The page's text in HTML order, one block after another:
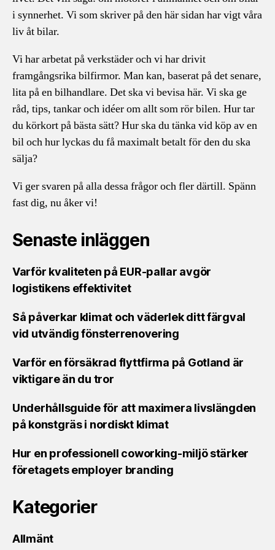
i synnerhet. Vi som skriver på den här sidan har vigt våra
liv åt bilar.
Vi har arbetat på verkstäder och vi har drivit
framgångsrika bilfirmor. Man kan, baserat på det senare,
lita på en bilhandlare. Det ska vi bevisa här. Vi ska ge
råd, tips, tankar och idéer om allt som rör bilen. Hur tar
du körkort på bästa sätt? Hur ska du tänka vid köp av en
bil och hur lyckas du få maximalt betalt för den du ska
sälja?
Vi ger svaren på alla dessa frågor och fler därtill. Spänn
fast dig, nu åker vi!
Senaste inläggen
Varför kvaliteten på EUR-pallar avgör
logistikens effektivitet
Så påverkar klimat och väderlek ditt färgval
vid utvändig fönsterrenovering
Varför en försäkrad flyttfirma på Gotland är
viktigare än du tror
Underhållsguide för att maximera livslängden
på konstgräs i nordiskt klimat
Hur en professionell coworking-miljö stärker
företagets employer branding
Kategorier
Allmänt